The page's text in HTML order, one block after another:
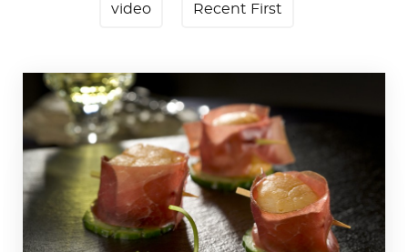
video Recent First